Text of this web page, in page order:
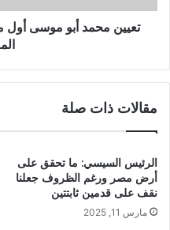
تعيين محمد أبو موسى أول
مقالات ذات صلة
الرئيس السيسي: ما تحقق على
أرض مصر ورغم الظروف جعلنا
نقف على قدمين ثابتتين
مارس 11, 2025